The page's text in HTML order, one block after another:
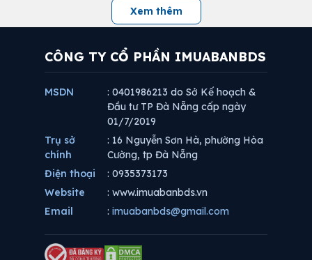
Xem thêm
CÔNG TY CỔ PHẦN IMUABANBDS
MSDN
: 0401986213 do Sở Kế hoạch &
Đầu tư TP Đà Nẵng cấp ngày
01/7/2019
Trụ sở
chính
: 16 Nguyễn Sơn Hà, phường Hòa
Cường, tp Đà Nẵng
Điện thoại
: 0935373173
Website
: www.imuabanbds.vn
Email
: imuabanbds@gmail.com